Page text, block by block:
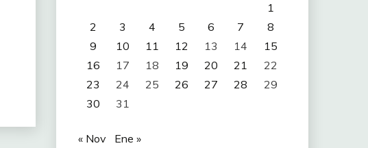
1
2
3 4 5 6 7
8
9
10 11 12 13 14
15
16
17 18 19 20 21
22
23
24 25 26 27 28
29
30
31
« Nov Ene »